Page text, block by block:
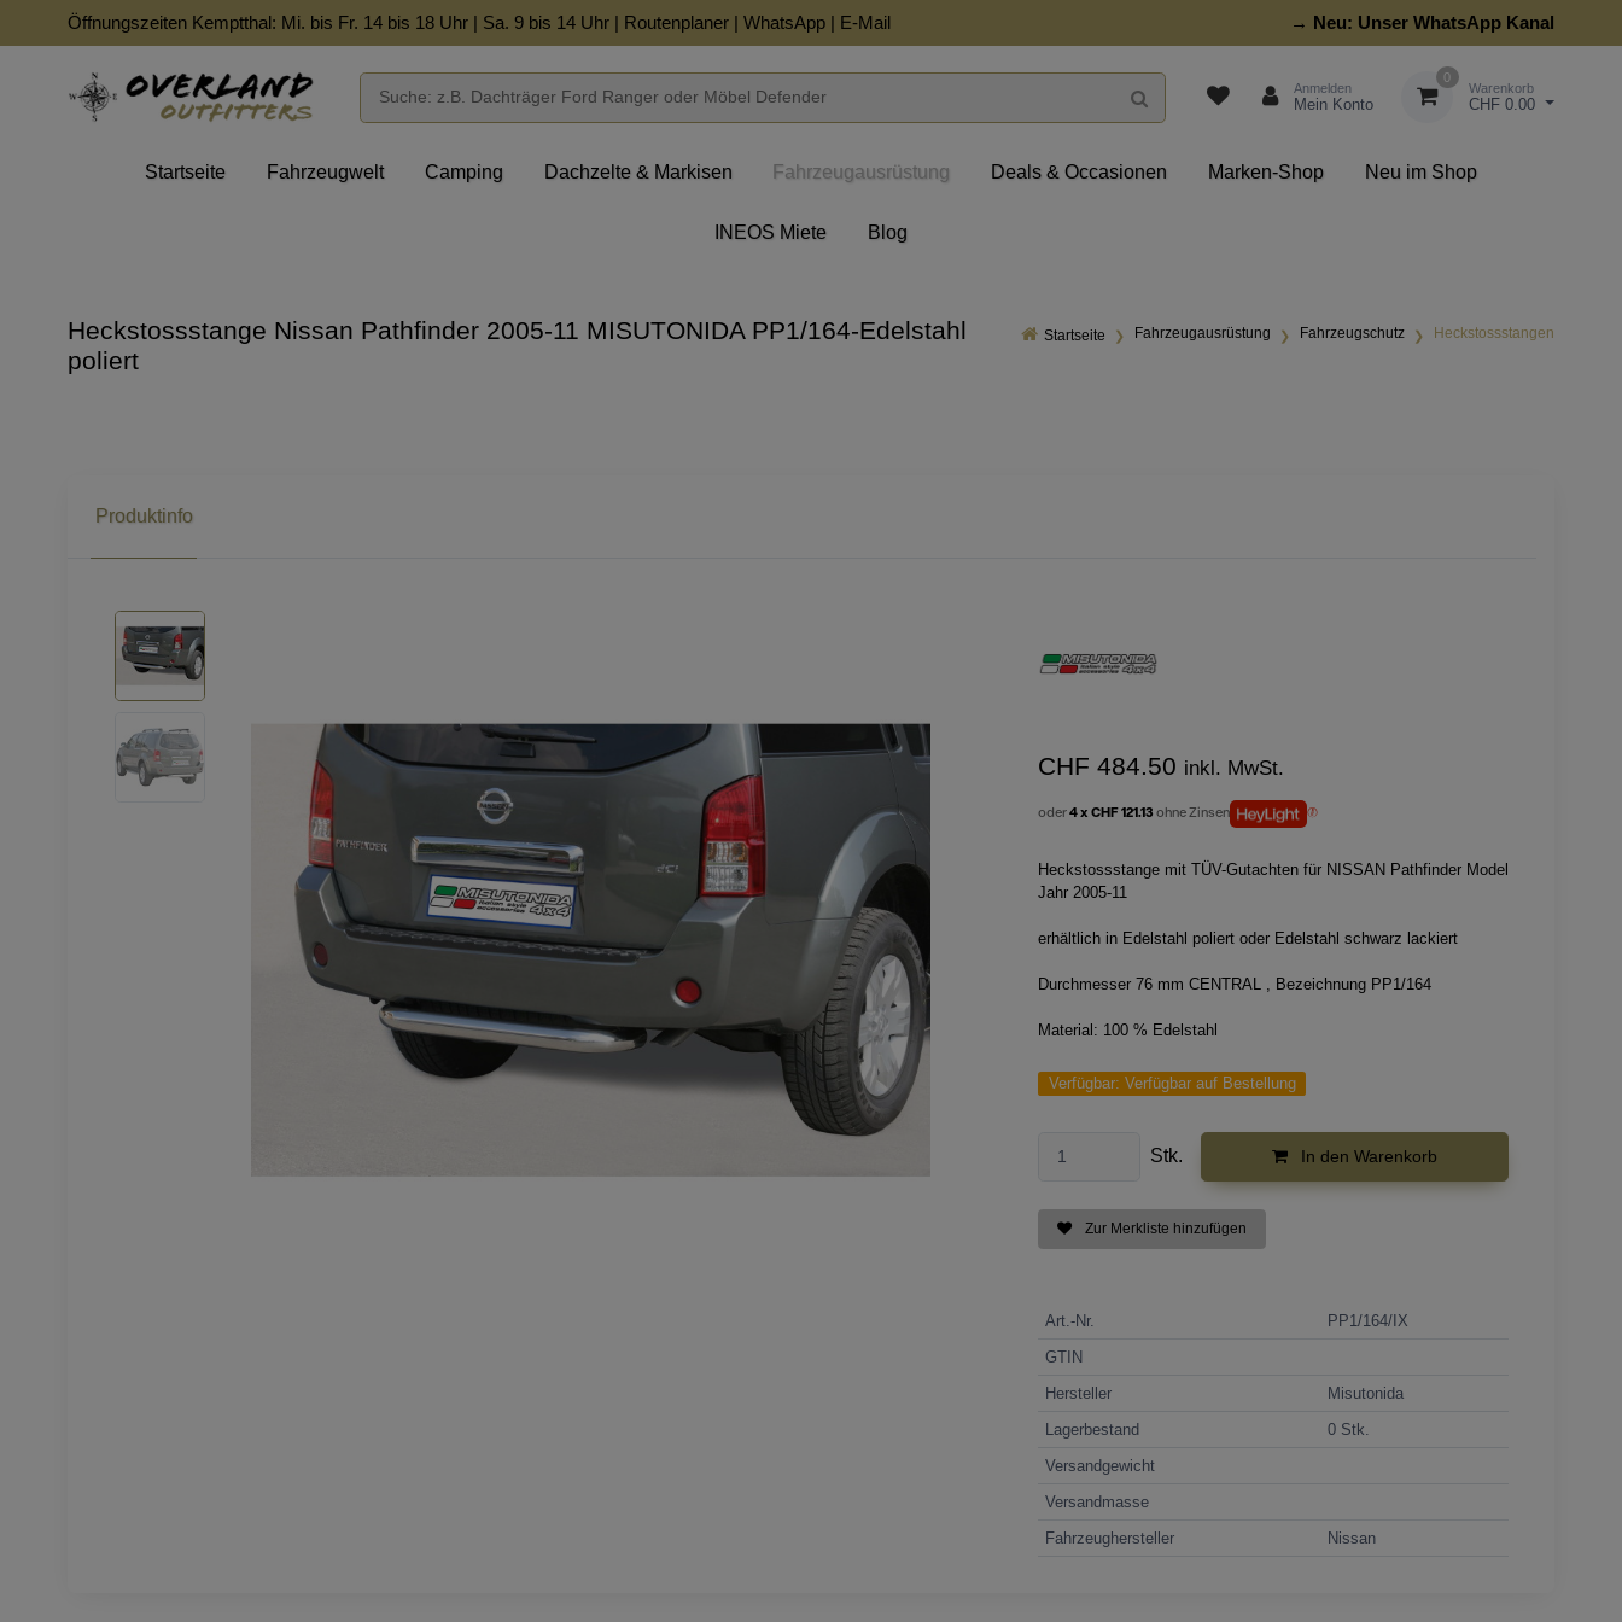
Öffnungszeiten Kemptthal: Mi. bis Fr. 14 bis 18 Uhr | Sa. 9 bis 14 Uhr | Routenplaner | WhatsApp | E-Mail → Neu: Unser WhatsApp Kanal
Anmelden
Mein Konto
0
Warenkorb
CHF 0.00
Startseite Fahrzeugwelt Camping Dachzelte & Markisen Fahrzeugausrüstung Deals & Occasionen Marken-Shop Neu im Shop
INEOS Miete Blog
Startseite Fahrzeugausrüstung Fahrzeugschutz Heckstossstangen
Heckstossstange Nissan Pathfinder 2005-11 MISUTONIDA PP1/164-Edelstahl
poliert
Produktinfo
CHF 484.50 inkl. MwSt.
oder4 x CHF 121.13ohne Zinsen
Heckstossstange mit TÜV-Gutachten für NISSAN Pathfinder Model
Jahr 2005-11
erhältlich in Edelstahl poliert oder Edelstahl schwarz lackiert
Durchmesser 76 mm CENTRAL , Bezeichnung PP1/164
Material: 100 % Edelstahl
Verfügbar: Verfügbar auf Bestellung
Stk. In den Warenkorb
Zur Merkliste hinzufügen
Art.-Nr.
PP1/164/IX
GTIN
Hersteller
Misutonida
Lagerbestand
0 Stk.
Versandgewicht
Versandmasse
Fahrzeughersteller
Nissan